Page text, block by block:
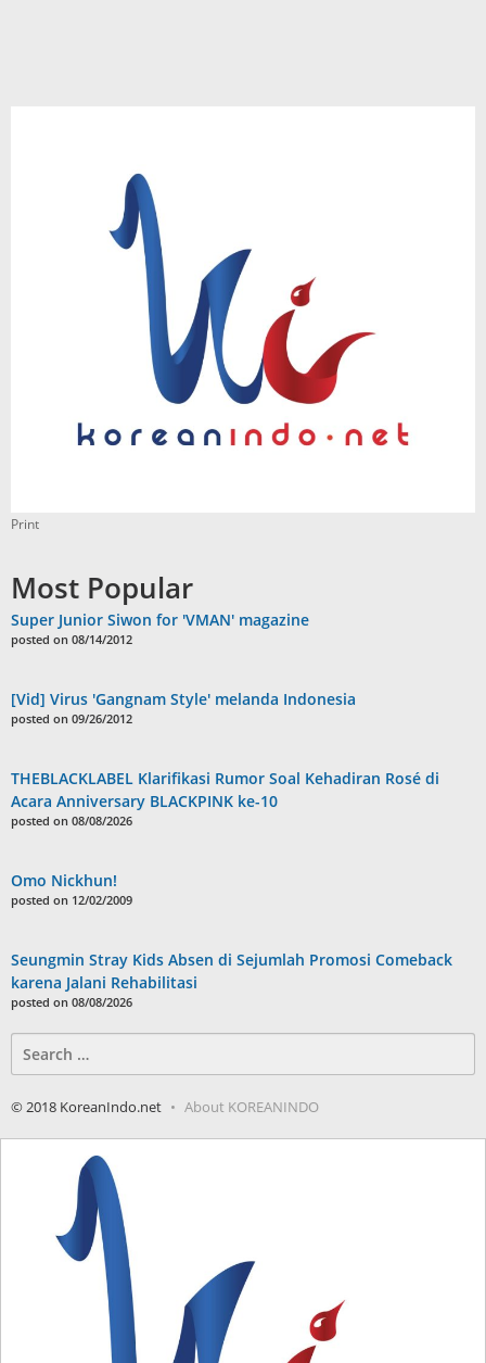
Print
Most Popular
Super Junior Siwon for 'VMAN' magazine
posted on 08/14/2012
[Vid] Virus 'Gangnam Style' melanda Indonesia
posted on 09/26/2012
THEBLACKLABEL Klarifikasi Rumor Soal Kehadiran Rosé di
Acara Anniversary BLACKPINK ke-10
posted on 08/08/2026
Omo Nickhun!
posted on 12/02/2009
Seungmin Stray Kids Absen di Sejumlah Promosi Comeback
karena Jalani Rehabilitasi
posted on 08/08/2026
for:
© 2018 KoreanIndo.net About KOREANINDO